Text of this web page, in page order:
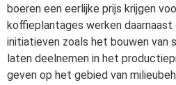
boeren een eerlijke prijs krijgen
koffieplantages werken
initiatieven zoals het bouwen van
laten deelnemen in het
geven op het gebied van